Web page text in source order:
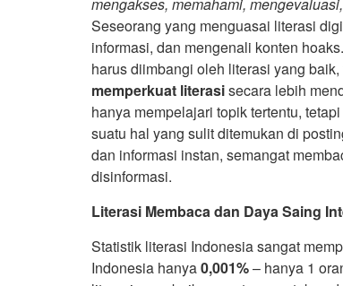
mengakses, memahami,
Seseorang yang menguasai literasi
informasi, dan mengenali konten
harus diimbangi oleh literasi yang
memperkuat literasisecara lebih
hanya mempelajari topik tertentu,
suatu hal yang sulit ditemukan di
dan informasi instan, semangat
disinformasi.
Literasi Membaca dan Daya Saing
Statistik literasi Indonesia sangat
Indonesia hanya0,001%– hanya 1